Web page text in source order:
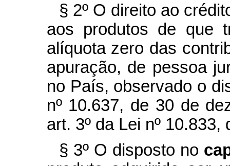
§ 2º O direito ao
aos produtos de que
alíquota zero das
apuração, de pessoa
no País, observado o
nº 10.637, de 30 de
art. 3º da Lei nº
§ 3º O disposto no